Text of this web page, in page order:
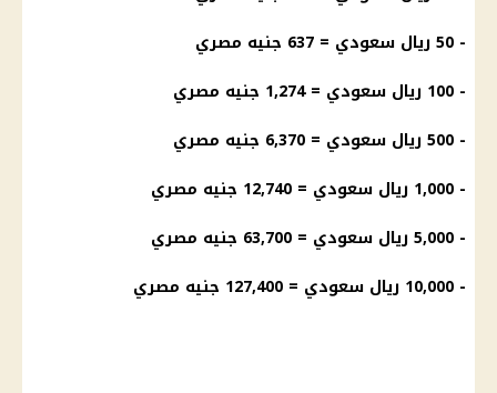
- 50
ريال سعودي = 637 جنيه مصري
- 100
ريال سعودي = 1,274 جنيه مصري
- 500
ريال سعودي = 6,370 جنيه مصري
- 1,000 ريال سعودي = 12,740 جنيه مصري
- 5,000 ريال سعودي = 63,700 جنيه مصري
- 10,000 ريال سعودي = 127,400 جنيه مصري